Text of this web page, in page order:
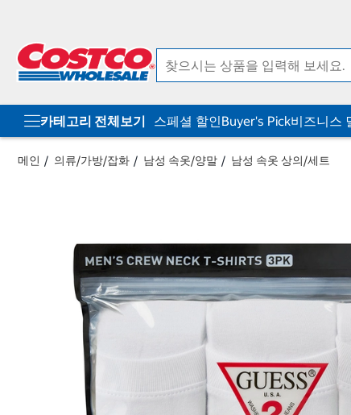
카테고리 전체보기 스페셜 할인Buyer's Pick비즈니스
메인 의류/가방/잡화 남성 속옷/양말 남성 속옷 상의/세트